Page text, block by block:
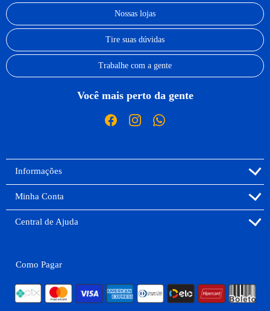
Nossas lojas
Tire suas dúvidas
Trabalhe com a gente
Você mais perto da gente
Informações
Minha Conta
Central de Ajuda
Como Pagar